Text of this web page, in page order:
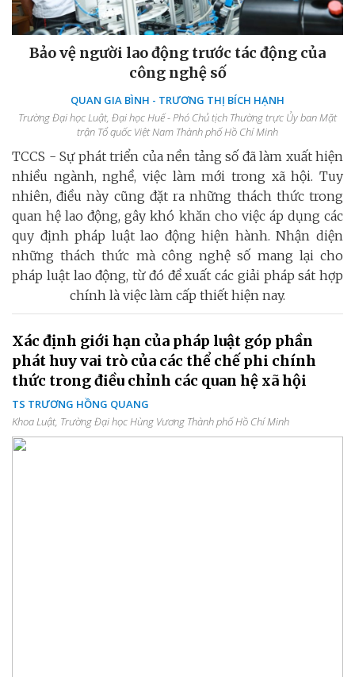
Bảo vệ người lao động trước tác động của
công nghệ số
QUAN GIA BÌNH - TRƯƠNG THỊ BÍCH HẠNH
Trường Đại học Luật, Đại học Huế - Phó Chủ tịch Thường trực Ủy ban Mặt
trận Tổ quốc Việt Nam Thành phố Hồ Chí Minh
TCCS - Sự phát triển của nền tảng số đã làm xuất hiện
nhiều ngành, nghề, việc làm mới trong xã hội. Tuy
nhiên, điều này cũng đặt ra những thách thức trong
quan hệ lao động, gây khó khăn cho việc áp dụng các
quy định pháp luật lao động hiện hành. Nhận diện
những thách thức mà công nghệ số mang lại cho
pháp luật lao động, từ đó đề xuất các giải pháp sát hợp
chính là việc làm cấp thiết hiện nay.
Xác định giới hạn của pháp luật góp phần
phát huy vai trò của các thể chế phi chính
thức trong điều chỉnh các quan hệ xã hội
TS TRƯƠNG HỒNG QUANG
Khoa Luật, Trường Đại học Hùng Vương Thành phố Hồ Chí Minh